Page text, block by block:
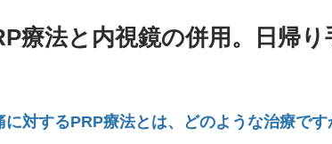
療法と内視鏡の併用。日帰
対するPRP療法とは、どのような治療です